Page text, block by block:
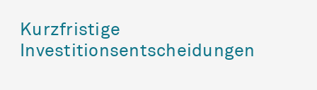
Kurzfristige
Investitionsentscheidungen